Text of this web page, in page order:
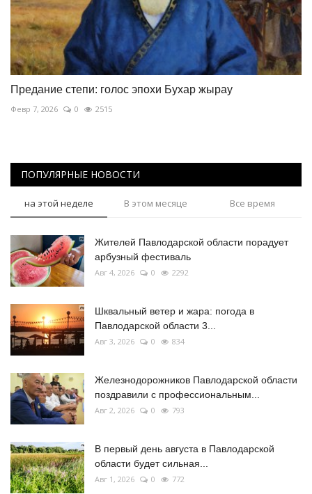
Предание степи: голос эпохи Бухар жырау
Февр 7, 2026 0 2515
ПОПУЛЯРНЫЕ НОВОСТИ
на этой неделе В этом месяце Все время
Жителей Павлодарской области порадует
арбузный фестиваль
Авг 4, 2026 0 2292
Шквальный ветер и жара: погода в
Павлодарской области 3...
Авг 3, 2026 0 834
Железнодорожников Павлодарской области
поздравили с профессиональным...
Авг 2, 2026 0 793
В первый день августа в Павлодарской
области будет сильная...
Авг 1, 2026 0 772